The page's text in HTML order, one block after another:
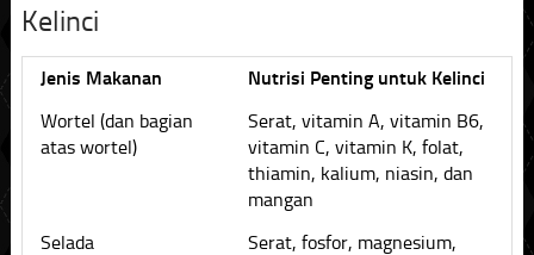
Kelinci
Jenis Makanan
Nutrisi Penting untuk Kelinci
Wortel (dan bagian
atas wortel)
Serat, vitamin A, vitamin B6,
vitamin C, vitamin K, folat,
thiamin, kalium, niasin, dan
mangan
Selada
Serat, fosfor, magnesium,